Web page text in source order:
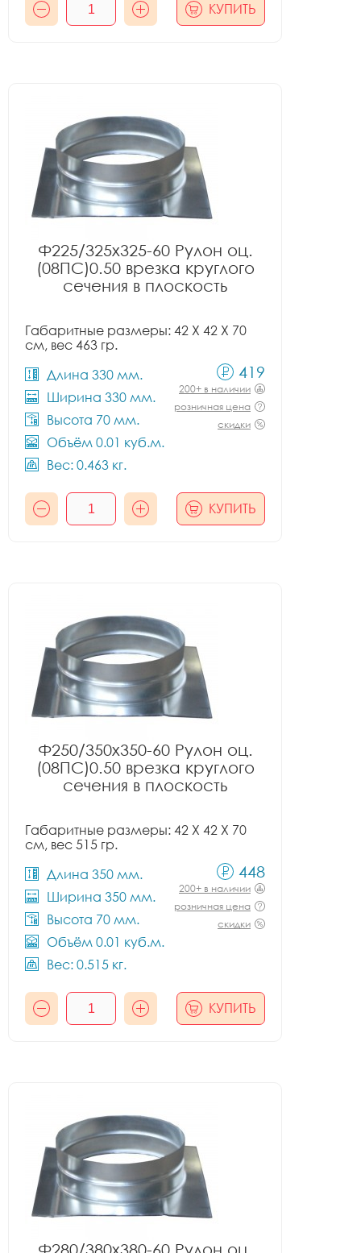
КУПИТЬ
Ф225/325x325-60 Рулон оц.
(08ПС)0.50 врезка круглого
сечения в плоскость
Габаритные размеры: 42 X 42 X 70
см, вес 463 гр.
Длина 330 мм.
Ширина 330 мм.
Высота 70 мм.
Объём 0.01 куб.м.
Вес: 0.463 кг.
419
200+ в наличии
розничная цена
скидки
КУПИТЬ
Ф250/350x350-60 Рулон оц.
(08ПС)0.50 врезка круглого
сечения в плоскость
Габаритные размеры: 42 X 42 X 70
см, вес 515 гр.
Длина 350 мм.
Ширина 350 мм.
Высота 70 мм.
Объём 0.01 куб.м.
Вес: 0.515 кг.
448
200+ в наличии
розничная цена
скидки
КУПИТЬ
Ф280/380x380-60 Рулон оц.